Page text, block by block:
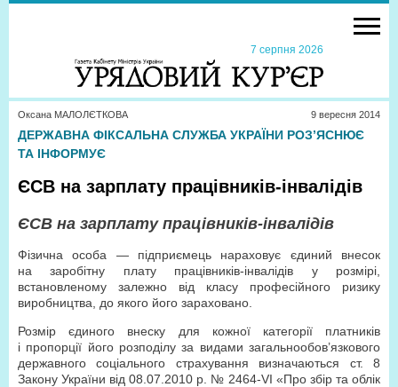
7 серпня 2026
Оксана МАЛОЛЄТКОВА 9 вересня 2014
ДЕРЖАВНА ФІКСАЛЬНА СЛУЖБА УКРАЇНИ РОЗ’ЯСНЮЄ
ТА ІНФОРМУЄ
ЄСВ на зарплату працівників-інвалідів
ЄСВ на зарплату працівників-інвалідів
Фізична особа — підприємець нараховує єдиний внесок
на заробітну плату працівників-інвалідів у розмірі,
встановленому залежно від класу професійного ризику
виробництва, до якого його зараховано.
Розмір єдиного внеску для кожної категорії платників
і пропорції його розподілу за видами загальнообов’язкового
державного соціального страхування визначаються ст. 8
Закону України від 08.07.2010 р. № 2464-VI «Про збір та облік